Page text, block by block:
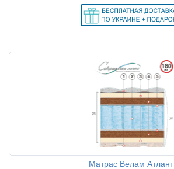
Матрас Велам Атлант